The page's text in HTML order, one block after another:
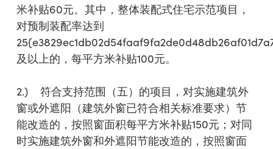
米补贴60元。其中，整体装配式住宅示范项目，
对预制装配率达到
及以上的，每平方米补贴100元。
2.) 符合支持范围（五）的项目，对实施建筑外
窗或外遮阳（建筑外窗已符合相关标准要求）节
能改造的，按照窗面积每平方米补贴150元；对同
时实施建筑外窗和外遮阳节能改造的，按照窗面